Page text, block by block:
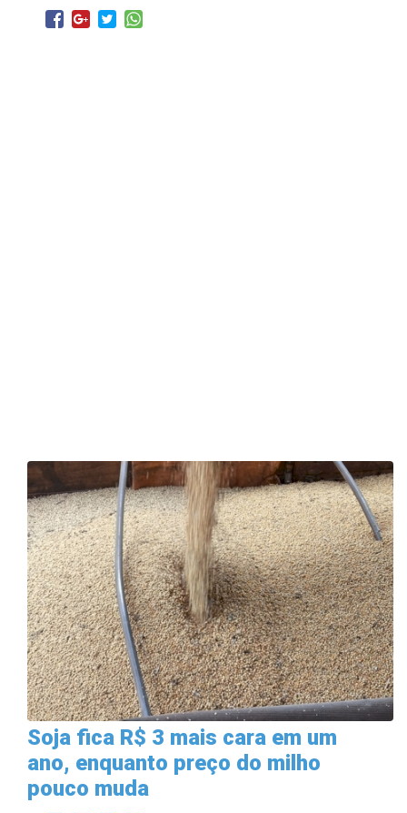
Soja fica R$ 3 mais cara em um
ano, enquanto preço do milho
pouco muda